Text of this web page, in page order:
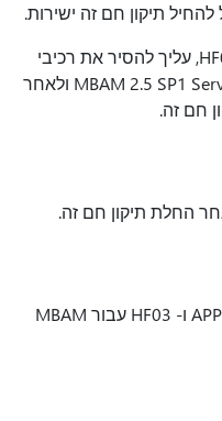
אם במחשב שלך מותקן HF01 או HF02, עליך להסיר את רכיבי
השרת הקיימים, להתקין את MBAM 2.5 SP1 Server RTM ולאחר
חם זה.
החלת תיקון חם זה.
תיקון חם זה מכיל HF07 עבור APP-V 5.1 ו- HF03 עבור MBAM